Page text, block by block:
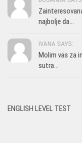
najbolje da...
IVANA SAYS:
Molim vas za
sutra...
ENGLISH LEVEL TEST